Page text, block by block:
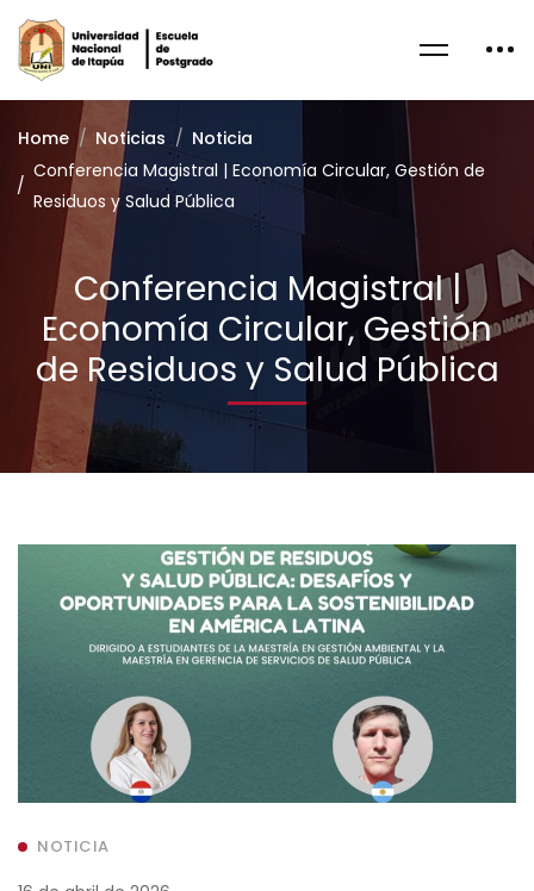
Home Noticias
Noticia
Conferencia Magistral | Economía Circular, Gestión de
Residuos y Salud Pública
Conferencia Magistral |
Economía Circular, Gestión
de Residuos y Salud Pública
NOTICIA